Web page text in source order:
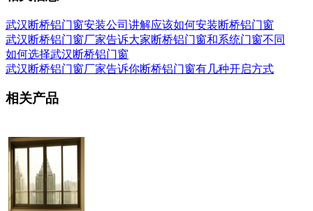
武汉断桥铝门窗安装公司讲解应该如何安装断桥铝门窗
武汉断桥铝门窗厂家告诉大家断桥铝门窗和系统门窗不同
如何选择武汉断桥铝门窗
武汉断桥铝门窗厂家告诉你断桥铝门窗有几种开启方式
相关产品